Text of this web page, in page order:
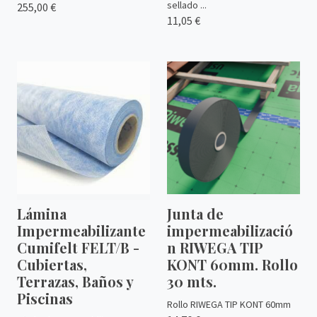
255,00 €
sellado ...
11,05 €
Lámina
Impermeabilizante
Cumifelt FELT/B -
Cubiertas,
Terrazas, Baños y
Piscinas
Junta de
impermeabilizació
n RIWEGA TIP
KONT 60mm. Rollo
30 mts.
Rollo RIWEGA TIP KONT 60mm